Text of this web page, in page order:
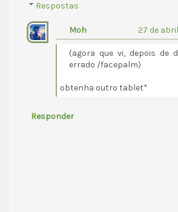
Respostas
Moh 27 de
(agora que vi, depois de
errado /facepalm)
obtenha outro tablet*
Responder